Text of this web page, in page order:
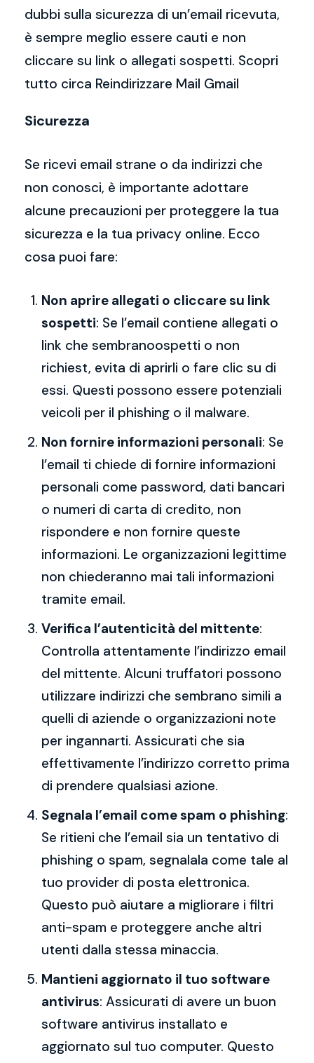
dubbi sulla sicurezza di un’email ricevuta,
è sempre meglio essere cauti e non
cliccare su link o allegati sospetti. Scopri
tutto circa Reindirizzare Mail Gmail
Sicurezza
Se ricevi email strane o da indirizzi che
non conosci, è importante adottare
alcune precauzioni per proteggere la tua
sicurezza e la tua privacy online. Ecco
cosa puoi fare:
Non aprire allegati o cliccare su link
sospetti: Se l’email contiene allegati o
link che sembranoospetti o non
richiest, evita di aprirli o fare clic su di
essi. Questi possono essere potenziali
veicoli per il phishing o il malware.
Non fornire informazioni personali: Se
l’email ti chiede di fornire informazioni
personali come password, dati bancari
o numeri di carta di credito, non
rispondere e non fornire queste
informazioni. Le organizzazioni legittime
non chiederanno mai tali informazioni
tramite email.
Verifica l’autenticità del mittente:
Controlla attentamente l’indirizzo email
del mittente. Alcuni truffatori possono
utilizzare indirizzi che sembrano simili a
quelli di aziende o organizzazioni note
per ingannarti. Assicurati che sia
effettivamente l’indirizzo corretto prima
di prendere qualsiasi azione.
Segnala l’email come spam o phishing:
Se ritieni che l’email sia un tentativo di
phishing o spam, segnalala come tale al
tuo provider di posta elettronica.
Questo può aiutare a migliorare i filtri
anti-spam e proteggere anche altri
utenti dalla stessa minaccia.
Mantieni aggiornato il tuo software
antivirus: Assicurati di avere un buon
software antivirus installato e
aggiornato sul tuo computer. Questo